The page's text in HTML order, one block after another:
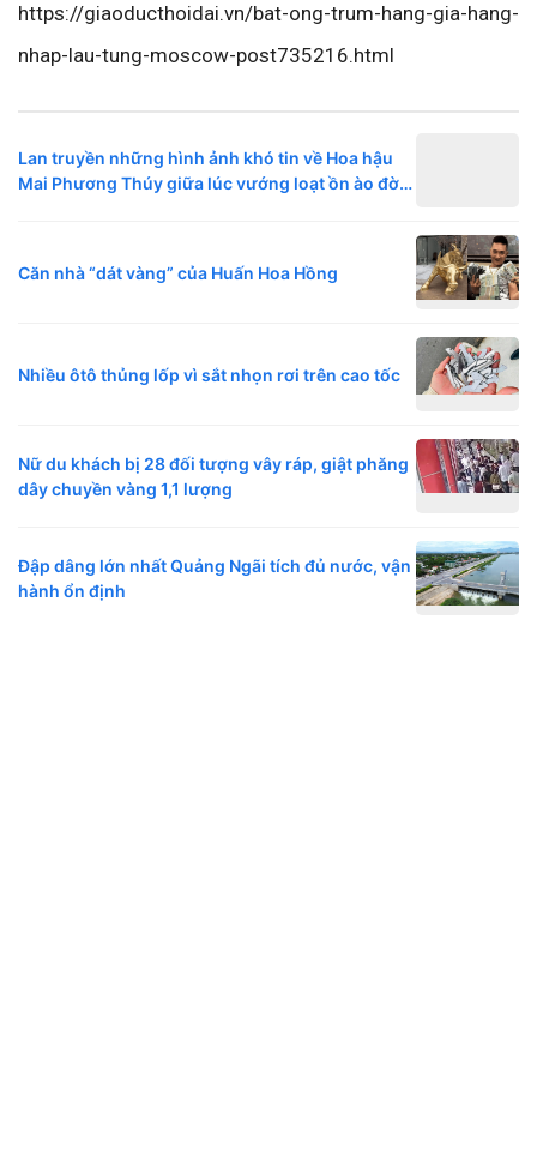
https://giaoducthoidai.vn/bat-ong-trum-hang-gia-hang-
nhap-lau-tung-moscow-post735216.html
Lan truyền những hình ảnh khó tin về Hoa hậu
Mai Phương Thúy giữa lúc vướng loạt ồn ào đời
Căn nhà “dát vàng” của Huấn Hoa Hồng
Nhiều ôtô thủng lốp vì sắt nhọn rơi trên cao tốc
Nữ du khách bị 28 đối tượng vây ráp, giật phăng
dây chuyền vàng 1,1 lượng
Đập dâng lớn nhất Quảng Ngãi tích đủ nước, vận
hành ổn định